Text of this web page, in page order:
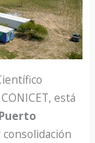
está
Puerto
consolidación